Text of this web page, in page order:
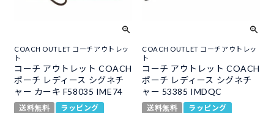
COACH OUTLET コーチアウトレッ
ト
コーチ アウトレット COACH
ポーチ レディース シグネチ
ャー カーキ F58035 IME74
送料無料
ラッピング
COACH OUTLET コーチアウトレッ
ト
コーチ アウトレット COACH
ポーチ レディース シグネチ
ャー 53385 IMDQC
送料無料
ラッピング